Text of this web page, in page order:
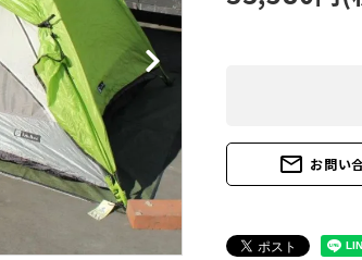
沢登りに向けたウェア・ギ
ア！
トレイルラン向けウェア・ギ
ア！
mail_outline お問い